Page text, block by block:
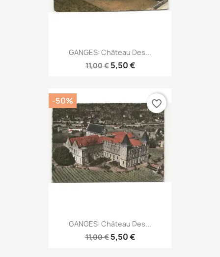
GANGES: Château Des...
11,00 € 5,50 €
GANGES: Château Des...
11,00 € 5,50 €
-50% favorite_border